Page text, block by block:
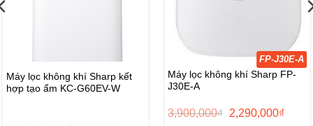
Máy lọc không khí Sharp kết
hợp tạo ẩm KC-G60EV-W
FP-J30E-A
Máy lọc không khí Sharp FP-
J30E-A
3,900,000₫
Giá
2,290,000₫Giá